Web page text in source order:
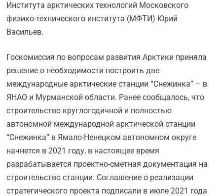
Института арктических технологий Московского
физико-технического института (МФТИ) Юрий
Васильев.
Госкомиссия по вопросам развития Арктики приняла
решение о необходимости построить две
международные арктические станции “Снежинка” – в
ЯНАО и Мурманской области. Ранее сообщалось, что
строительство круглогодичной и полностью
автономной международной арктической станции
“Снежинка” в Ямало-Ненецком автономном округе
начнется в 2021 году, в настоящее время
разрабатывается проектно-сметная документация на
строительство станции. Соглашение о реализации
стратегического проекта подписали в июле 2021 года